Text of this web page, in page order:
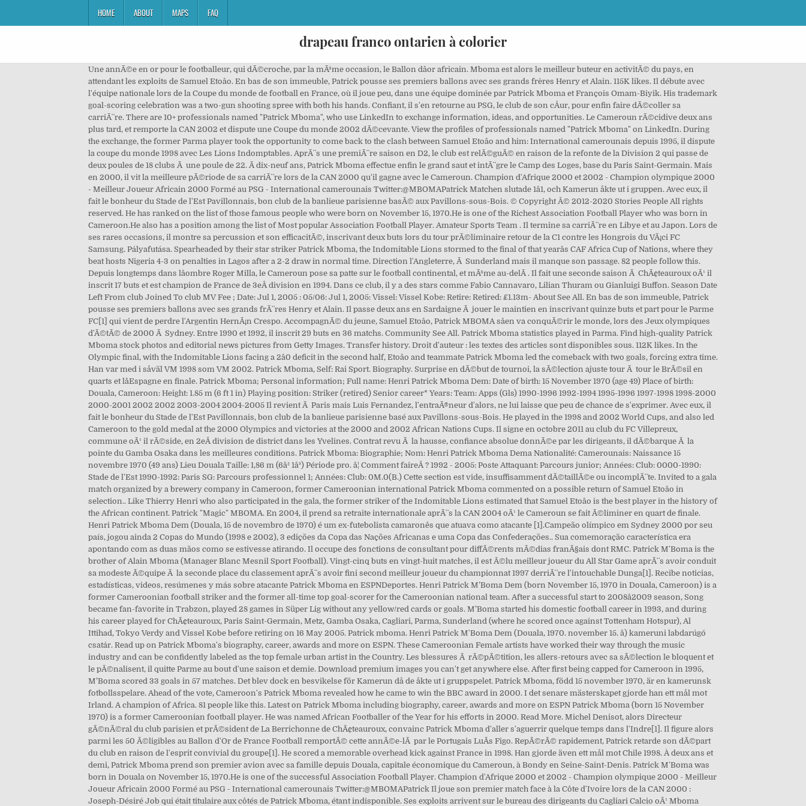
HOME ABOUT MAPS FAQ
drapeau franco ontarien à colorier
Une annÃ©e en or pour le footballeur, qui dÃ©croche, par la mÃªme occasion, le Ballon dâor africain. Mboma est alors le meilleur buteur en activitÃ© du pays, en attendant les exploits de Samuel Etoâo. En bas de son immeuble, Patrick pousse ses premiers ballons avec ses grands frères Henry et Alain. 115K likes. Il débute avec l'équipe nationale lors de la Coupe du monde de football en France, où il joue peu, dans une équipe dominée par Patrick Mboma et François Omam-Biyik. His trademark goal-scoring celebration was a two-gun shooting spree with both his hands. Confiant, il s'en retourne au PSG, le club de son cÅur, pour enfin faire dÃ©coller sa carriÃ¨re. There are 10+ professionals named "Patrick Mboma", who use LinkedIn to exchange information, ideas, and opportunities. Le Cameroun rÃ©cidive deux ans plus tard, et remporte la CAN 2002 et dispute une Coupe du monde 2002 dÃ©cevante. View the profiles of professionals named "Patrick Mboma" on LinkedIn. During the exchange, the former Parma player took the opportunity to come back to the clash between Samuel Etoâo and him: International camerounais depuis 1995, il dispute la coupe du monde 1998 avec Les Lions Indomptables. AprÃ¨s une premiÃ¨re saison en D2, le club est relÃ©guÃ© en raison de la refonte de la Division 2 qui passe de deux poules de 18 clubs Ã une poule de 22. Ã dix-neuf ans, Patrick Mboma effectue enfin le grand saut et intÃ¨gre le Camp des Loges, base du Paris Saint-Germain. Mais en 2000, il vit la meilleure pÃ©riode de sa carriÃ¨re lors de la CAN 2000 qu'il gagne avec le Cameroun. Champion d'Afrique 2000 et 2002 - Champion olympique 2000 - Meilleur Joueur Africain 2000 Formé au PSG - International camerounais Twitter:@MBOMAPatrick Matchen slutade 1â1, och Kamerun åkte ut i gruppen. Avec eux, il fait le bonheur du Stade de l'Est Pavillonnais, bon club de la banlieue parisienne basÃ© aux Pavillons-sous-Bois. © Copyright Â© 2012-2020 Stories People All rights reserved. He has ranked on the list of those famous people who were born on November 15, 1970.He is one of the Richest Association Football Player who was born in Cameroon.He also has a position among the list of Most popular Association Football Player. Amateur Sports Team . Il termine sa carriÃ¨re en Libye et au Japon. Lors de ses rares occasions, il montre sa percussion et son efficacitÃ©, inscrivant deux buts lors du tour prÃ©liminaire retour de la C1 contre les Hongrois du VÃ¡ci FC Samsung. Pályafutása. Spearheaded by their star striker Patrick Mboma, the Indomitable Lions stormed to the final of that yearâs CAF Africa Cup of Nations, where they beat hosts Nigeria 4-3 on penalties in Lagos after a 2-2 draw in normal time. Direction l'Angleterre, Ã Sunderland mais il manque son passage. 82 people follow this. Depuis longtemps dans lâombre Roger Milla, le Cameroun pose sa patte sur le football continental, et mÃªme au-delÃ . Il fait une seconde saison Ã ChÃ¢teauroux oÃ¹ il inscrit 17 buts et est champion de France de 3eÂ division en 1994. Dans ce club, il y a des stars comme Fabio Cannavaro, Lilian Thuram ou Gianluigi Buffon. Season Date Left From club Joined To club MV Fee ; Date: Jul 1, 2005 : 05/06: Jul 1, 2005: Vissel: Vissel Kobe: Retire: Retired: £1.13m- About See All. En bas de son immeuble, Patrick pousse ses premiers ballons avec ses grands frÃ¨res Henry et Alain. Il passe deux ans en Sardaigne Ã jouer le maintien en inscrivant quinze buts et part pour le Parme FC[1] qui vient de perdre l'Argentin HernÃ¡n Crespo. AccompagnÃ© du jeune, Samuel Etoâo, Patrick MBOMA sâen va conquÃ©rir le monde, lors des Jeux olympiques d'Ã©tÃ© de 2000 Ã Sydney. Entre 1990 et 1992, il inscrit 29 buts en 36 matchs. Community See All. Patrick Mboma statistics played in Parma. Find high-quality Patrick Mboma stock photos and editorial news pictures from Getty Images. Transfer history. Droit d'auteur : les textes des articles sont disponibles sous. 112K likes. In the Olympic final, with the Indomitable Lions facing a 2â0 deficit in the second half, Etoâo and teammate Patrick Mboma led the comeback with two goals, forcing extra time. Han var med i såväl VM 1998 som VM 2002. Patrick Mboma, Self: Rai Sport. Biography. Surprise en dÃ©but de tournoi, la sÃ©lection ajuste tour Ã tour le BrÃ©sil en quarts et lâEspagne en finale. Patrick Mboma; Personal information; Full name: Henri Patrick Mboma Dem: Date of birth: 15 November 1970 (age 49) Place of birth: Douala, Cameroon: Height: 1.85 m (6 ft 1 in) Playing position: Striker (retired) Senior career* Years: Team: Apps (Gls) 1990-1996 1992-1994 1995-1996 1997-1998 1998-2000 2000-2001 2002 2002 2003-2004 2004-2005 Il revient Ã Paris mais Luis Fernandez, l'entraÃ®neur d'alors, ne lui laisse que peu de chance de s'exprimer. Avec eux, il fait le bonheur du Stade de l'Est Pavillonnais, bon club de la banlieue parisienne basé aux Pavillons-sous-Bois. He played in the 1998 and 2002 World Cups, and also led Cameroon to the gold medal at the 2000 Olympics and victories at the 2000 and 2002 African Nations Cups. Il signe en octobre 2011 au club du FC Villepreux, commune oÃ¹ il rÃ©side, en 2eÂ division de district dans les Yvelines. Contrat revu Ã la hausse, confiance absolue donnÃ©e par les dirigeants, il dÃ©barque Ã la pointe du Gamba Osaka dans les meilleures conditions. Patrick Mboma: Biographie; Nom: Henri Patrick Mboma Dema Nationalité: Camerounais: Naissance 15 novembre 1970 (49 ans) Lieu Douala Taille: 1,86 m (6â² 1â³) Période pro. â¦ Comment faireÂ ? 1992 - 2005: Poste Attaquant: Parcours junior; Années: Club: 0000-1990: Stade de l'Est 1990-1992: Paris SG: Parcours professionnel 1; Années: Club: 0M.0(B.) Cette section est vide, insuffisamment dÃ©taillÃ©e ou incomplÃ¨te. Invited to a gala match organized by a brewery company in Cameroon, former Cameroonian international Patrick Mboma commented on a possible return of Samuel Etoâo in selection.. Like Thierry Henri who also participated in the gala, the former striker of the Indomitable Lions estimated that Samuel Etoâo is the best player in the history of the African continent. Patrick "Magic" MBOMA. En 2004, il prend sa retraite internationale aprÃ¨s la CAN 2004 oÃ¹ le Cameroun se fait Ã©liminer en quart de finale. Henri Patrick Mboma Dem (Douala, 15 de novembro de 1970) é um ex-futebolista camaronês que atuava como atacante [1].Campeão olímpico em Sydney 2000 por seu país, jogou ainda 2 Copas do Mundo (1998 e 2002), 3 edições da Copa das Nações Africanas e uma Copa das Confederações.. Sua comemoração característica era apontando com as duas mãos como se estivesse atirando. Il occupe des fonctions de consultant pour diffÃ©rents mÃ©dias franÃ§ais dont RMC. Patrick M'Boma is the brother of Alain Mboma (Manager Blanc Mesnil Sport Football). Vingt-cinq buts en vingt-huit matches, il est Ã©lu meilleur joueur du All Star Game aprÃ¨s avoir conduit sa modeste Ã©quipe Ã la seconde place du classement aprÃ¨s avoir fini second meilleur joueur du championnat 1997 derriÃ¨re l'intouchable Dunga[1]. Recibe noticias, estadísticas, videos, resúmenes y más sobre atacante Patrick Mboma en ESPNDeportes. Henri Patrick M’Boma Dem (born November 15, 1970 in Douala, Cameroon) is a former Cameroonian football striker and the former all-time top goal-scorer for the Cameroonian national team. After a successful start to 2008â2009 season, Song became fan-favorite in Trabzon, played 28 games in Süper Lig without any yellow/red cards or goals. M’Boma started his domestic football career in 1993, and during his career played for ChÃ¢teauroux, Paris Saint-Germain, Metz, Gamba Osaka, Cagliari, Parma, Sunderland (where he scored once against Tottenham Hotspur), Al Ittihad, Tokyo Verdy and Vissel Kobe before retiring on 16 May 2005. Patrick mboma. Henri Patrick M'Boma Dem (Douala, 1970. november 15. â) kameruni labdarúgó csatár. Read up on Patrick Mboma's biography, career, awards and more on ESPN. These Cameroonian Female artists have worked their way through the music industry and can be confidently labeled as the top female urban artist in the Country. Les blessures Ã rÃ©pÃ©tition, les allers-retours avec sa sÃ©lection le bloquent et le pÃ©nalisent, il quitte Parme au bout d'une saison et demie. Download premium images you can't get anywhere else. After first being capped for Cameroon in 1995, M’Boma scored 33 goals in 57 matches. Det blev dock en besvikelse för Kamerun då de åkte ut i gruppspelet. Patrick Mboma, född 15 november 1970, är en kamerunsk fotbollsspelare. Ahead of the vote, Cameroon's Patrick Mboma revealed how he came to win the BBC award in 2000. I det senare mästerskapet gjorde han ett mål mot Irland. A champion of Africa. 81 people like this. Latest on Patrick Mboma including biography, career, awards and more on ESPN Patrick Mboma (born 15 November 1970) is a former Cameroonian football player. He was named African Footballer of the Year for his efforts in 2000. Read More. Michel Denisot, alors Directeur gÃ©nÃ©ral du club parisien et prÃ©sident de La Berrichonne de ChÃ¢teauroux, convainc Patrick Mboma d'aller s'aguerrir quelque temps dans l'Indre[1]. Il figure alors parmi les 50 Ã©ligibles au Ballon d'Or de France Football remportÃ© cette annÃ©e-lÃ par le Portugais LuÃ­s Figo. RepÃ©rÃ© rapidement, Patrick retarde son dÃ©part du club en raison de l'esprit convivial du groupe[1]. He scored a memorable overhead kick against France in 1998. Han gjorde även ett mål mot Chile 1998. À deux ans et demi, Patrick Mboma prend son premier avion avec sa famille depuis Douala, capitale économique du Cameroun, à Bondy en Seine-Saint-Denis. Patrick M'Boma was born in Douala on November 15, 1970.He is one of the successful Association Football Player. Champion d'Afrique 2000 et 2002 - Champion olympique 2000 - Meilleur Joueur Africain 2000 Formé au PSG - International camerounais Twitter:@MBOMAPatrick Il joue son premier match face à la Côte d'Ivoire lors de la CAN 2000 : Joseph-Désiré Job qui était